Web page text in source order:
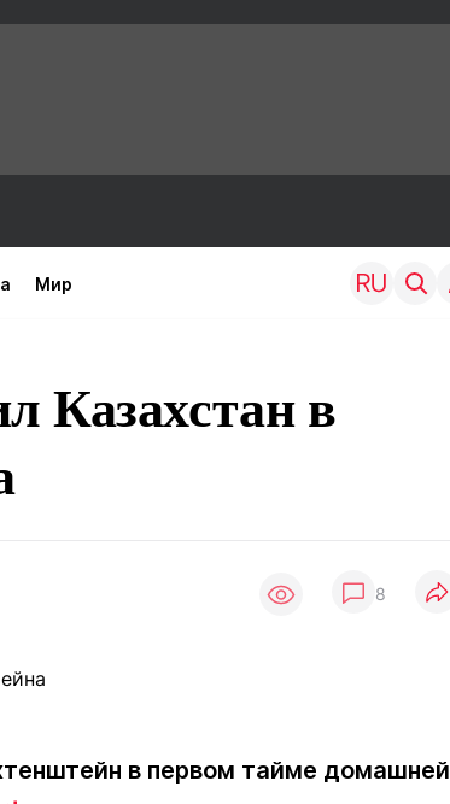
Мир
Путевые
Учебные
Казахстан в
8
в первом тайме домашней